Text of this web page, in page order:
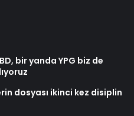
bir yanda YPG biz de
dosyası ikinci kez disiplin